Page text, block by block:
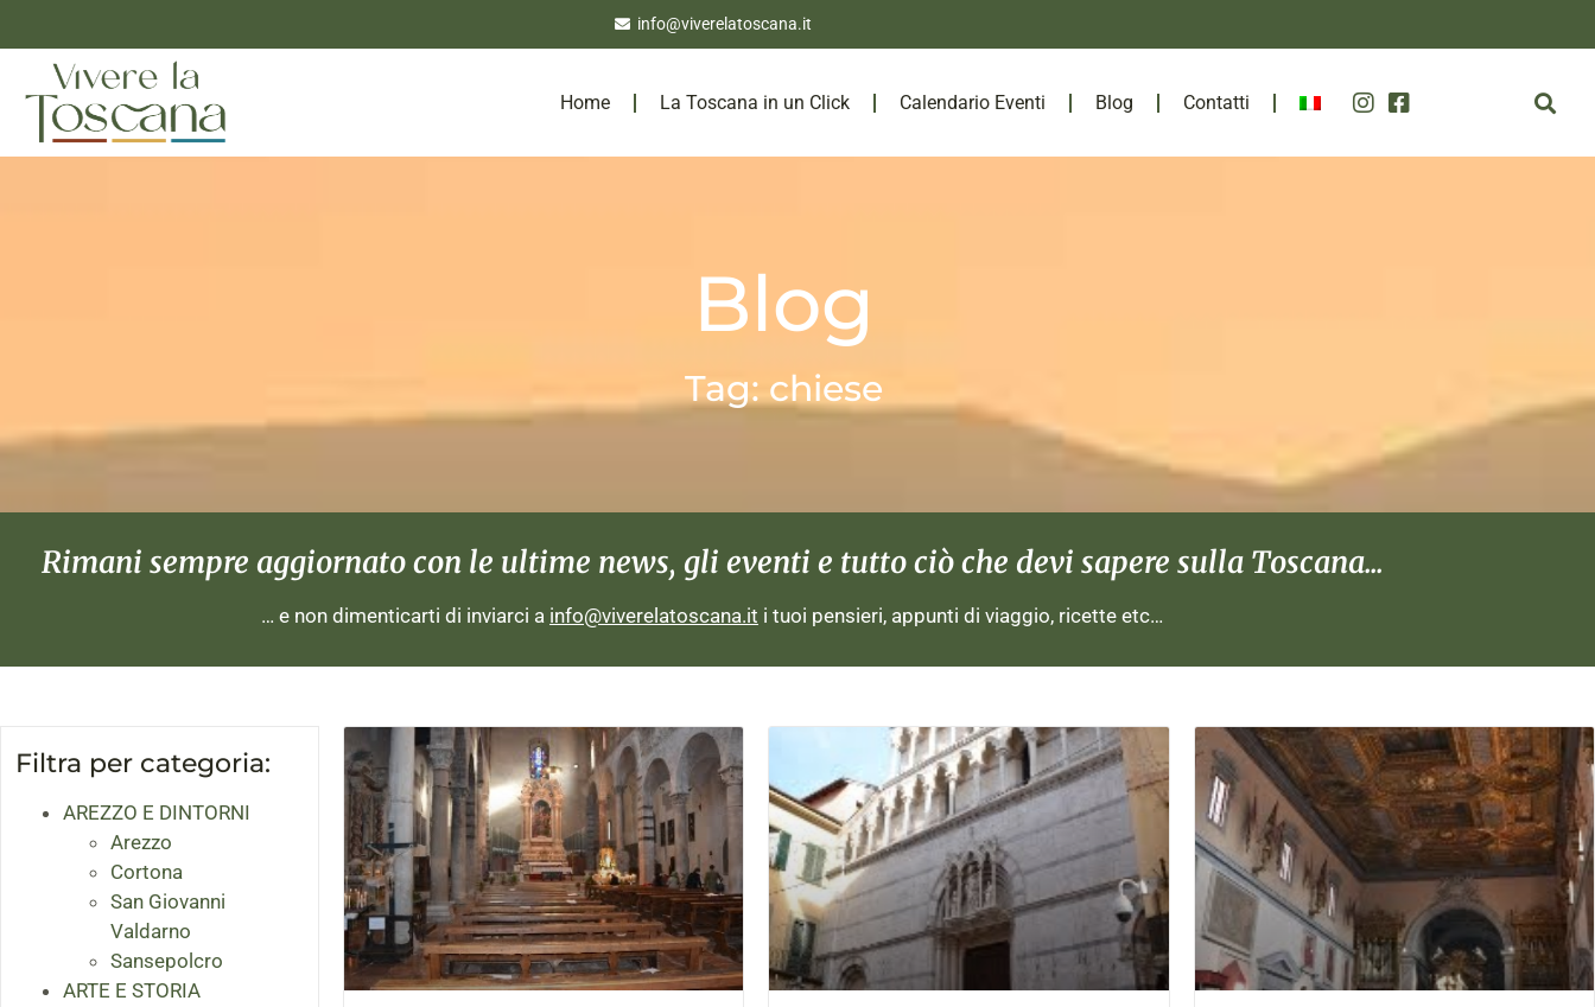
info@viverelatoscana.it
Home La Toscana in un Click Calendario Eventi Blog Contatti
Blog
Tag: chiese
Rimani sempre aggiornato con le ultime news, gli eventi e tutto ciò che devi sapere sulla Toscana...
… e non dimenticarti di inviarci a info@viverelatoscana.it i tuoi pensieri, appunti di viaggio, ricette etc…
Filtra per categoria:
AREZZO E DINTORNI
Arezzo
Cortona
San Giovanni
Valdarno
Sansepolcro
ARTE E STORIA